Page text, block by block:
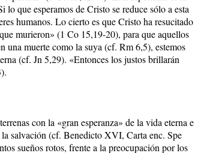
que esperamos de Cristo se reduce sólo a esta
humanos. Lo cierto es que Cristo ha resucitado
murieron» (1 Co 15,19-20), para que aquellos
una muerte como la suya (cf. Rm 6,5), estemos
(cf. Jn 5,29). «Entonces los justos brillarán
con la «gran esperanza» de la vida eterna e
salvación (cf. Benedicto XVI, Carta enc. Spe
sueños rotos, frente a la preocupación por los